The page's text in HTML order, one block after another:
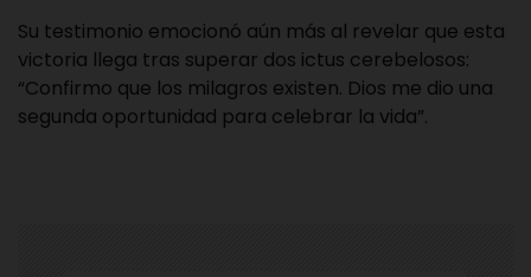
Su testimonio emocionó aún más al revelar que esta
victoria llega tras superar dos ictus cerebelosos:
“Confirmo que los milagros existen. Dios me dio una
segunda oportunidad para celebrar la vida”.